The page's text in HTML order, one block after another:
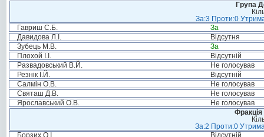
Група
За:3 Проти:0
Гавриш С.Б.
За
Давидова Л.І.
Відсутня
Зубець М.В.
За
Плохой І.І.
Відсутній
Развадовський В.Й.
Не голосував
Резнік І.Й.
Відсутній
Салмін О.В.
Не голосував
Святаш Д.В.
Не голосував
Ярославський О.В.
Не голосував
Фракція
За:2 Проти:0
Борзих О.І.
Відсутній